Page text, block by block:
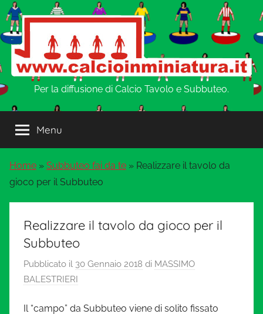
Salta
al
contenuto
w
w
.
Per la diffusione di Calcio Tavolo e Subbuteo.
Menu
Home » Subbuteo fai da te » Realizzare il tavolo da
gioco per il Subbuteo
Realizzare il tavolo da gioco per il
Subbuteo
Pubblicato il 30 Gennaio 2018 di MASSIMO
BALESTRIERI
Il “campo” da Subbuteo viene di solito fissato